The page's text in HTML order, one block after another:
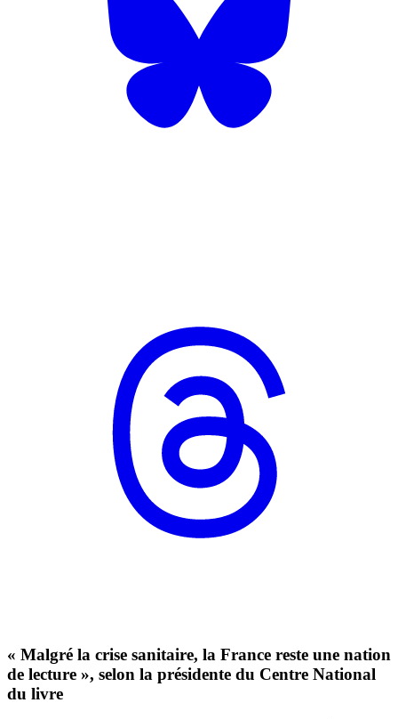
« Malgré la crise sanitaire, la France reste une nation
de lecture », selon la présidente du Centre National
du livre